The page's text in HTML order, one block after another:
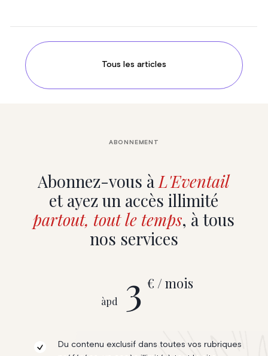
Tous les articles
Abonnez-vous àL'Eventail
et ayez un accès illimité
partout, tout le temps, à tous
nos services
ABONNEMENT
àpd 3 € / mois
Du contenu exclusif dans toutes vos rubriques